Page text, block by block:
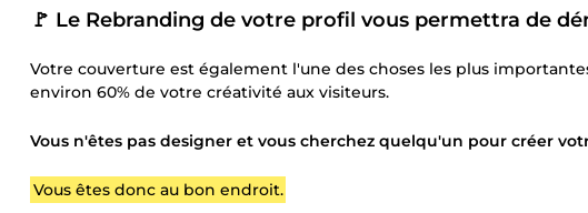
🚩 Le Rebranding de votre profil vous permettra de
Votre couverture est également l'une des choses les plus
environ 60% de votre créativité aux visiteurs.
Vous n'êtes pas designer et vous cherchez quelqu'un pour créer
Vous êtes donc au bon endroit.